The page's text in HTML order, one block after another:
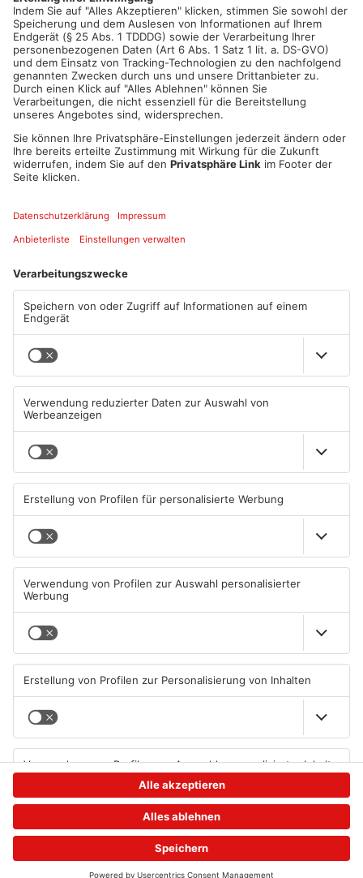
Zeitvergehen lassen. Und die Aufmerksamkeit auf das lenken,
was ihnen wirklich wichtig ist.
Slow Motion–Roller Coasterist eine höchst physische,
humorvolle und unterhaltsame Einladung ans Publikum, unser
normiertes Tempo in Frage zu stellen. Gemeinsam mit dem
Regisseur undChoreografen Leandro Kees und drei jungen
Frankfurter Performer*innen geht das Theaterhaus
Ensembl
Jahre Distanz erfahren haben.Wie sie einander nahekommen
oder eben nicht. Wie sich Normen verändert haben–und das
nicht nurauf der Bühne.
Datum und Uhrzeit
Di. 06. Dez. 2022, 14:30 Uhr - Di. 06. Dez. 2022, 16:00 Uhr
Standort
Stadttheater Aschaffenburg
ANZEIGE